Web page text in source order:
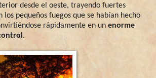
desde el oeste, trayendo fuertes
los pequeños fuegos que se habían hecho
rápidamente en un enorme
.